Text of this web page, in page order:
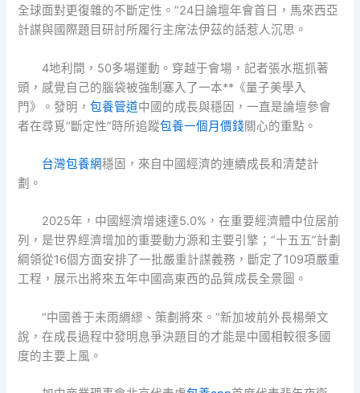
全球面對更復雜的不斷定性。”24日論壇年會首日，馬來西亞
計謀與國際題目研討所履行主席法伊茲的話惹人沉思。
4地利間，50多場運動。穿越于會場，記者張水瓶抓著
頭，感覺自己的腦袋被強制塞入了一本**《量子美學入
門》。發明，包養管道中國的成長與穩固，一直是論壇參會
者在尋覓“斷定性”時所追蹤包養一個月價錢關心的重點。
台灣包養網穩固，來自中國經濟的連續成長和清楚計
劃。
2025年，中國經濟增速達5.0%，在重要經濟體中位居前
列，是世界經濟增加的重要動力源和主要引擎；“十五五”計劃
綱領從16個方面安排了一批嚴重計謀義務，斷定了109項嚴重
工程，展示出將來五年中國高東西的品質成長全景圖。
“中國善于未雨綢繆、策劃將來。”新加坡前外長楊榮文
說，在成長過程中發明息爭決題目的才能是中國相較很多國
度的主要上風。